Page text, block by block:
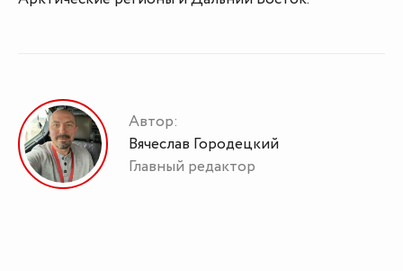
Автор:
Вячеслав Городецкий
Главный редактор